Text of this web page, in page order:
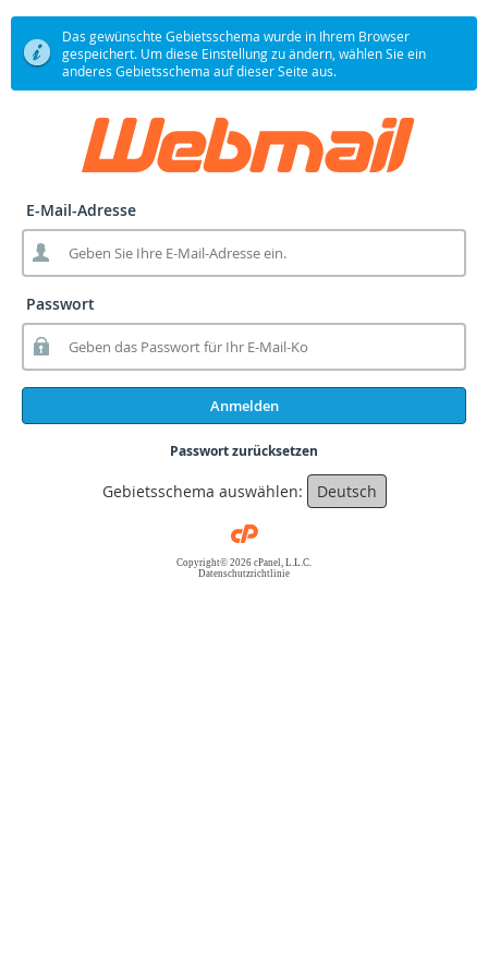
Das gewünschte Gebietsschema wurde in Ihrem Browser
gespeichert. Um diese Einstellung zu ändern, wählen Sie ein
anderes Gebietsschema auf dieser Seite aus.
E-Mail-Adresse
Passwort
Anmelden
Passwort zurücksetzen
Gebietsschema auswählen: Deutsch
Copyright© 2026 cPanel, L.L.C.
Datenschutzrichtlinie